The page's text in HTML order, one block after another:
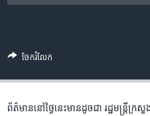
កាន់​
ស្វែង​
ចែករំលែក
ព័ត៌មាននៅថ្ងៃនេះមានដូចជា រដ្ឋមន្រ្តីក្រសួ